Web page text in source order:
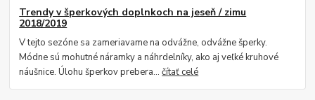
Trendy v šperkových doplnkoch na jeseň / zimu
2018/2019
V tejto sezóne sa zameriavame na odvážne, odvážne šperky.
Módne sú mohutné náramky a náhrdelníky, ako aj veľké kruhové
náušnice. Úlohu šperkov prebera...čítať celé